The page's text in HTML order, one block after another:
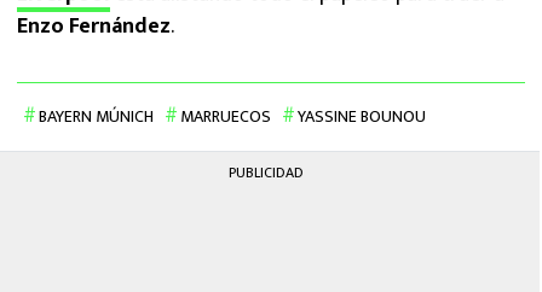
Enzo Fernández.
BAYERN MÚNICH MARRUECOS YASSINE BOUNOU
PUBLICIDAD